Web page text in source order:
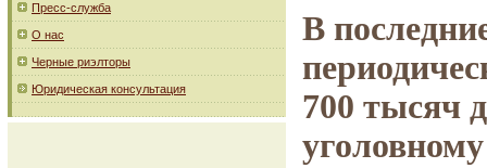
Пресс-служба
О нас
Черные риэлторы
Юридическая консультация
В
700 тысяч